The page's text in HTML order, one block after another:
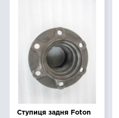
Ступиця задня Foton